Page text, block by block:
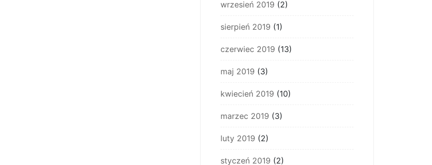
wrzesień 2019 (2)
sierpień 2019 (1)
czerwiec 2019 (13)
maj 2019 (3)
kwiecień 2019 (10)
marzec 2019 (3)
luty 2019 (2)
styczeń 2019 (2)